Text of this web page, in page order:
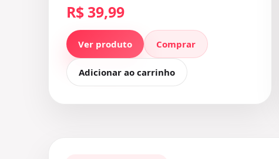
R$ 39,99
Ver produto Comprar
Adicionar ao carrinho